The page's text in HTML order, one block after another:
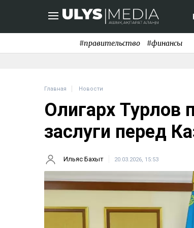
#правительство #финансы
Главная Новости
Олигарх Турлов
заслуги перед
Ильяс Бахыт 20.03.2026, 15:53